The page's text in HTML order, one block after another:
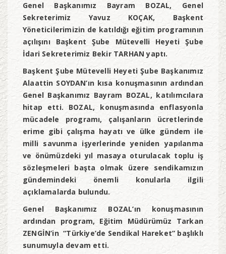
Genel Başkanımız Bayram BOZAL, Genel
Sekreterimiz Yavuz KOÇAK, Başkent
Yöneticilerimizin de katıldığı eğitim programının
açılışını Başkent Şube Mütevelli Heyeti Şube
İdari Sekreterimiz Bekir TARHAN yaptı.
Başkent Şube Mütevelli Heyeti Şube Başkanımız
Alaattin SOYDAN’ın kısa konuşmasının ardından
Genel Başkanımız Bayram BOZAL, katılımcılara
hitap etti. BOZAL, konuşmasında enflasyonla
mücadele programı, çalışanların ücretlerinde
erime gibi çalışma hayatı ve ülke gündem ile
milli savunma işyerlerinde yeniden yapılanma
ve önümüzdeki yıl masaya oturulacak toplu iş
sözleşmeleri başta olmak üzere sendikamızın
gündemindeki önemli konularla ilgili
açıklamalarda bulundu.
Genel Başkanımız BOZAL’ın konuşmasının
ardından program, Eğitim Müdürümüz Tarkan
ZENGİN’in “Türkiye’de Sendikal Hareket” başlıklı
sunumuyla devam etti.